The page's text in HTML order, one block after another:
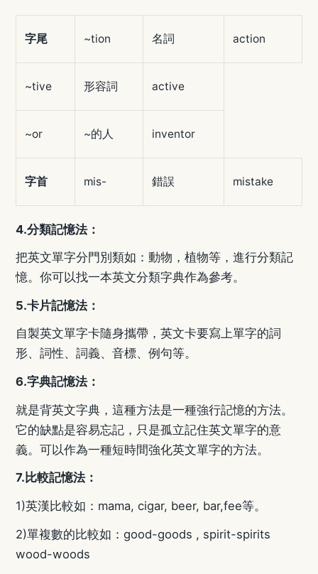
字尾 ~tion 名詞 action
~tive 形容詞 active
~or ~的人 inventor
字首 mis- 錯誤 mistake
4.分類記憶法：
把英文單字分門別類如：動物，植物等，進行分類記
憶。你可以找一本英文分類字典作為參考。
5.卡片記憶法：
自製英文單字卡隨身攜帶，英文卡要寫上單字的詞
形、詞性、詞義、音標、例句等。
6.字典記憶法：
就是背英文字典，這種方法是一種強行記憶的方法。
它的缺點是容易忘記，只是孤立記住英文單字的意
義。可以作為一種短時間強化英文單字的方法。
7. 比較記憶法：
1)英漢比較如： mama, cigar, beer, bar,fee等。
2)單複數的比較如： good-goods , spirit-spirits
wood-woods